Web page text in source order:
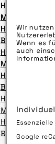
Wir
Wenn es
auch
Google
Hinweise zur
Modellname:
Hersteller:
Bilder
Hinweise zur
Modellname:
Hersteller:
Bilder
Hinweise zur
Modellname:
Hersteller:
Bilder
Hinweise zur
Modellname:
Hersteller:
Bilder
Hinweise zur
Modellname:
Hersteller:
Bilder
Hinweise zur
Modellname:
Hersteller:
Bilder